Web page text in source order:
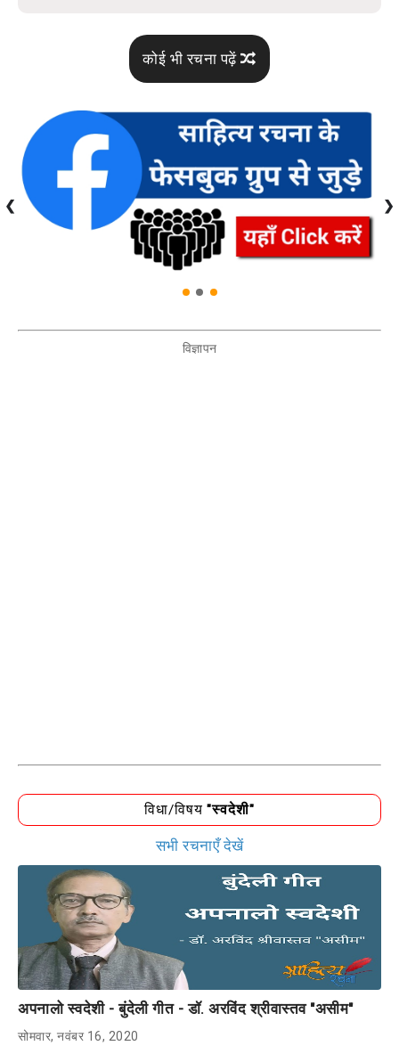
कोई भी रचना पढ़ें
❮ ❯
विज्ञापन
विधा/विषय"स्वदेशी"
सभी रचनाएँ देखें
अपनालो स्वदेशी - बुंदेली गीत - डॉ. अरविंद श्रीवास्तव "असीम"
सोमवार, नवंबर 16, 2020